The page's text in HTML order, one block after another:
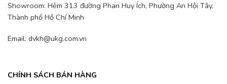
Showroom: Hẻm 313 đường Phan Huy Ích, Phường An Hội Tây,
Thành phố Hồ Chí Minh
Email: dvkh@ukg.com.vn
CHÍNH SÁCH BÁN HÀNG